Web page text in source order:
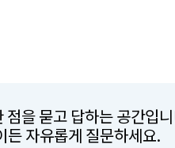
을 묻고 답하는 공간입
든 자유롭게 질문하세요.